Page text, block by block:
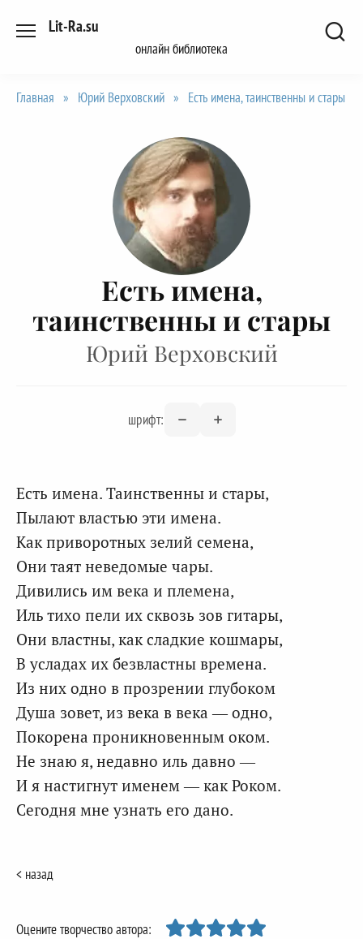
Lit-Ra.su
онлайн библиотека
Главная » Юрий Верховский » Есть имена, таинственны и стары
Есть имена,
таинственны и стары
Юрий Верховский
шрифт:
Есть имена. Таинственны и стары,
Пылают властью эти имена.
Как приворотных зелий семена,
Они таят неведомые чары.
Дивились им века и племена,
Иль тихо пели их сквозь зов гитары,
Они властны, как сладкие кошмары,
В усладах их безвластны времена.
Из них одно в прозрении глубоком
Душа зовет, из века в века — одно,
Покорена проникновенным оком.
Не знаю я, недавно иль давно —
И я настигнут именем — как Роком.
Сегодня мне узнать его дано.
< назад
Оцените творчество автора: